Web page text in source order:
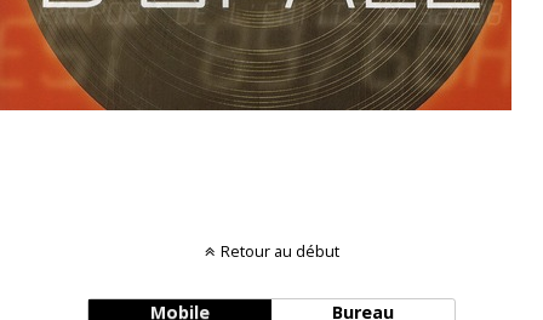
Retour au début
Mobile Bureau